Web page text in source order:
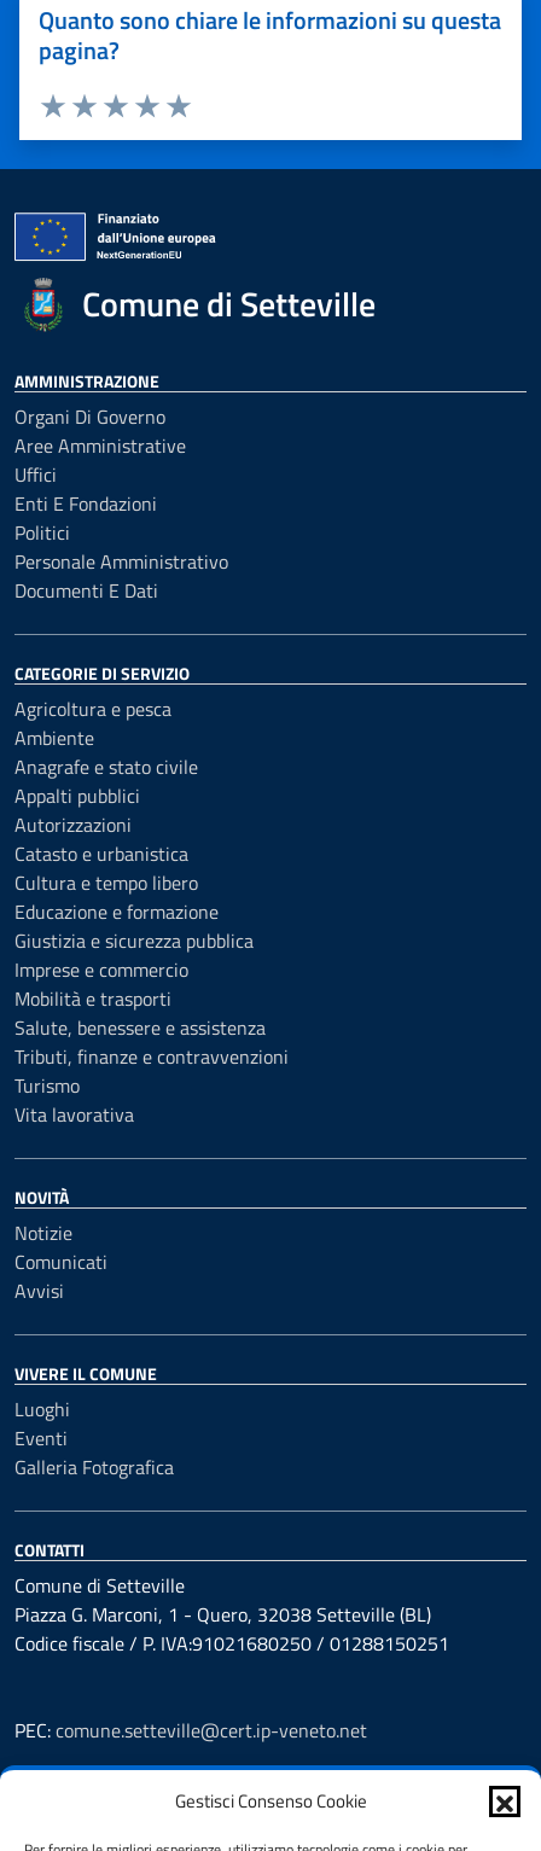
Gestisci Consenso Cookie
Quanto sono chiare le informazioni su questa
pagina?
Valuta 5 stelle su 5
Valuta 4 stelle su 5
Valuta 3 stelle su 5
Valuta 2 stelle su 5
Valuta 1 stelle su 5
Comune di Setteville
AMMINISTRAZIONE
Organi Di Governo
Aree Amministrative
Uffici
Enti E Fondazioni
Politici
Personale Amministrativo
Documenti E Dati
CATEGORIE DI SERVIZIO
Agricoltura e pesca
Ambiente
Anagrafe e stato civile
Appalti pubblici
Autorizzazioni
Catasto e urbanistica
Cultura e tempo libero
Educazione e formazione
Giustizia e sicurezza pubblica
Imprese e commercio
Mobilità e trasporti
Salute, benessere e assistenza
Tributi, finanze e contravvenzioni
Turismo
Vita lavorativa
NOVITÀ
Notizie
Comunicati
Avvisi
VIVERE IL COMUNE
Luoghi
Eventi
Galleria Fotografica
CONTATTI
Comune di Setteville
Piazza G. Marconi, 1 - Quero, 32038 Setteville (BL)
Codice fiscale / P. IVA:91021680250 / 01288150251
PEC:comune.setteville@cert.ip-veneto.net
Leggi le FAQ
Segnalazione disservizio